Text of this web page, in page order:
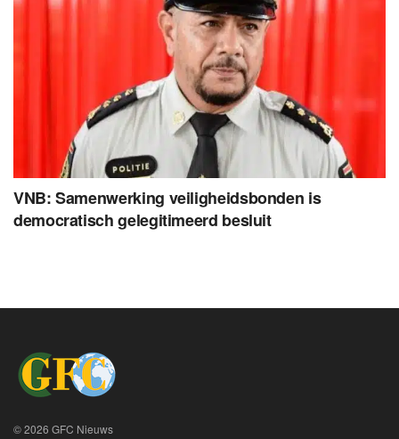
VNB: Samenwerking veiligheidsbonden is
democratisch gelegitimeerd besluit
© 2026 GFC Nieuws